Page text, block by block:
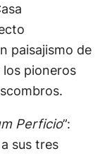
paisajismo de
pioneros
Perficio”:
sus tres